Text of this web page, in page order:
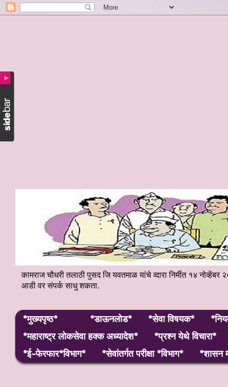
कामराज चौधरी तलाठी पुसद जि यवतमाळ यांचे व्दारा निर्मीत १४
आडी वर संपर्क साधु शकता.
*मुख्यपृष्ठ* *डाऊनलोड* *सेवा विषयक*
*महाराष्ट्र लाेकसेवा हक्क अध्यादेश*
*प्रश्न येथे विचारा*
*ई-फेरफार*विभाग*
*सेवांतर्गत परीक्षा *विभाग* *शासन